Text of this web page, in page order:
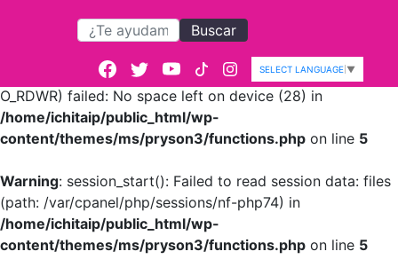
: session_start():
php74/sess_6d879502fc22efed010b1c4291e3fd51,
O_RDWR) failed: No space left on device (28) in
/home/ichitaip/public_html/wp-
content/themes/ms/pryson3/functions.php on line 5
Warning: session_start(): Failed to read session data: files
(path: /var/cpanel/php/sessions/nf-php74) in
/home/ichitaip/public_html/wp-
content/themes/ms/pryson3/functions.php on line 5
Buscar
SELECT LANGUAGE ▼